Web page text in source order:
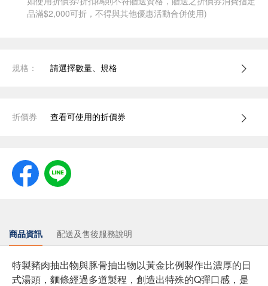
品滿$2,000可折，不得與其他優惠活動合併使用)
規格： 請選擇數量、規格
折價券 查看可使用的折價券
商品資訊 配送及售後服務說明
特製豬肉抽出物與豚骨抽出物以黃金比例製作出濃厚的日
式湯頭，麵條經過多道製程，創造出特殊的Q彈口感，是